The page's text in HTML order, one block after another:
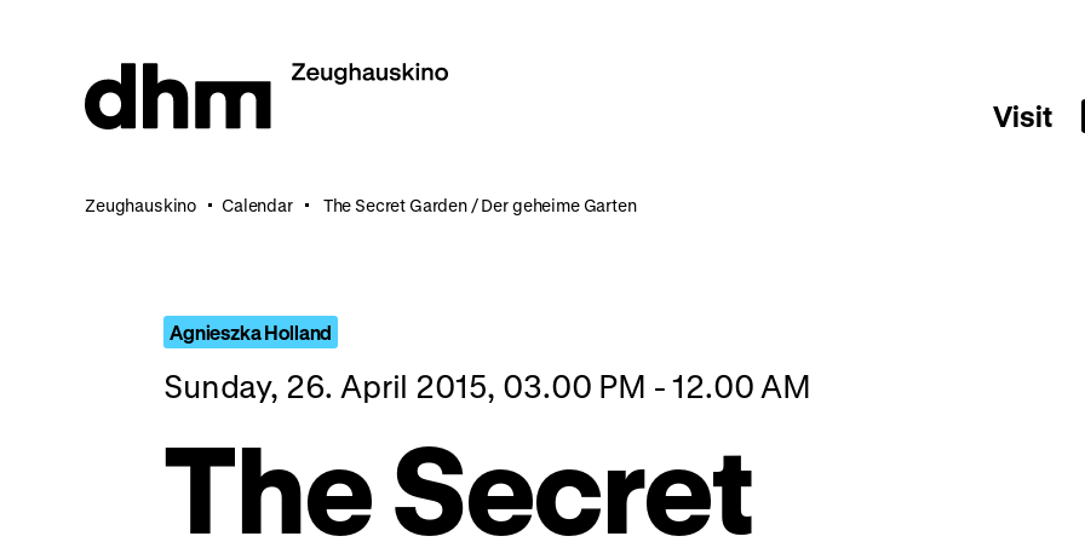
Visit
Zeughauskino Calendar The Secret Garden / Der geheime Garten
Agnieszka Holland
Sunday, 26. April 2015, 03.00 PM - 12.00 AM
The Secret